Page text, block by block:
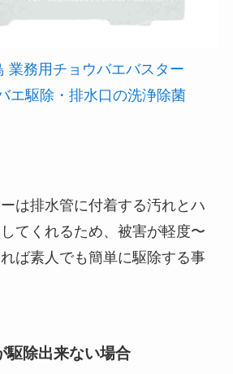
業務用チョウバエバスター
エ駆除・排水口の洗浄除菌
は排水管に付着する汚れとハ
てくれるため、被害が軽度〜
ば素人でも簡単に駆除する事
駆除出来ない場合